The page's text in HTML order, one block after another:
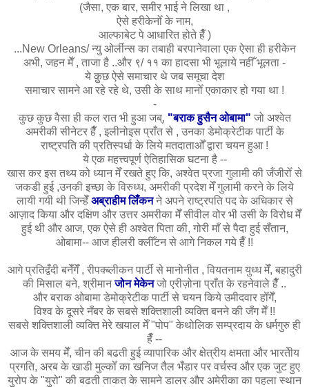
(जैसा, एक बार, समीर भाई ने लिखा था ,
ऐसे हरीकेनोँ के नाम,
आल्फाबेट पे आधारित होते हैँ )
...New Orleans/ न्यु ओर्लीन्स का तबाही बरपानेवाला एक ऐसा ही हरीकेन
अभी, जहन मेँ , ताजा है ..और ९/ ११ का हादसा भी भूलाये नहीँ भूलता -
ये क़ुछ ऐसे समाचार थे जब समूचा देश
समाचार सामने आ रहे रहे थे, उसी के साथ मानोँ एकाकार हो गया था !
-
कुछ कुछ वैसा ही कल रात भी हुआ जब्, "बराक हुसैन ओबामा" जो अश्वेत
अमरीकी सीनेटर हैँ , इलीनोइस प्राँत से , उनका डेमोक्रेटीक पार्टी के
राष्ट्रपति की प्रतिस्पर्धा के लिये मतदाताओँ द्वारा चयन हुआ !
ये एक महत्त्वपूर्ण ऐतिहासिक घटना है --
खास कर इस तथ्य को ध्यान मेँ रखते हुए कि, अश्वेत प्रजा गुलामी की जँजीरोँ से
जकडी हुई ,उनकी इच्छा के विरुध्ध, अमरीकी प्रदेश मेँ गुलामी करने के लिये
लायी गयी थी जिन्हेँअब्राहीम लिँकनने अपने राष्ट्रपति पद के अधिकार से
आज़ाद किया और दक्षिण और उत्तर अमरीका मेँ सीवील वोर भी उसी के विरोध मेँ
हुई थी और आज, एक ऐसे ही अश्वेत पिता की, गोरी माँ से पैदा हुई सँतान,
ओबामा-- आज हीलरी क्लीँटन से आगे निकल गये हैँ !!
आगे प्रतिद्वँदी बनेँगेँ , रीपक्ब्लीकन पार्टी से मानोनीत , वियतनाम युध्ध मेँ, बहादुरी
की मिसाल बने, श्रीमानजोन मेकेनजो एरीज़ोना प्राँत के रहनेवाले हैँ ..
और बराक ओबामा डेमोक्रेटीक पार्टी से चयन किये उमीदवार होँगेँ,
विश्व के दूसरे नँबर के सबसे शक्तिशाली व्यक्ति बनने की जँग मेँ !!
सबसे शक्तिशाली व्यक्ति मेरे खयाल मेँ "पोप" केथोलिक सम्प्रदाय के धर्मगुरु ही
हैँ --
आज के समय मेँ, चीन की बढती हुई व्यापारिक और क्षेत्रीय क्षमता और भारतेीय
प्रगति, अरब के खाडी मुल्कोँ का खनिज तैल भँडार पर वर्चस्व और एक जुट हुए
युरोप के "युरो" की बढती ताकत के सामने डालर और अमेरीका का पहला स्थान